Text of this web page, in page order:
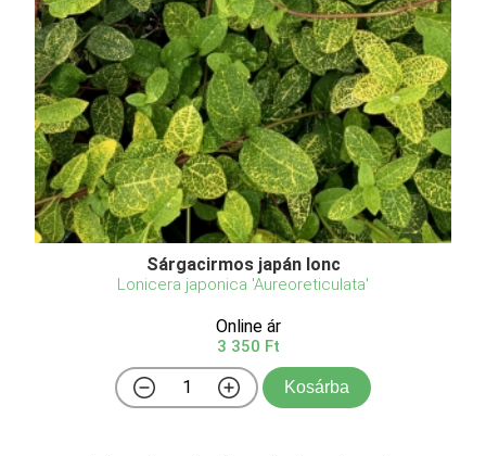
Sárgacirmos japán lonc
Lonicera japonica 'Aureoreticulata'
Online ár
3 350 Ft
Kosárba